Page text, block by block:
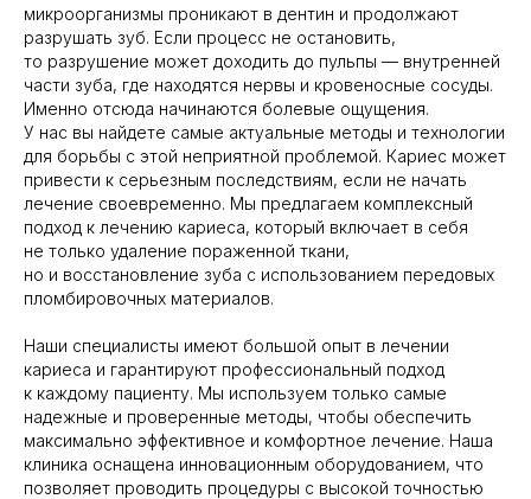
микроорганизмы проникают в дентин и продолжают
разрушать зуб. Если процесс не остановить,
то разрушение может доходить до пульпы — внутренней
части зуба, где находятся нервы и кровеносные сосуды.
Именно отсюда начинаются болевые ощущения.
У нас вы найдете самые актуальные методы и технологии
для борьбы с этой неприятной проблемой. Кариес может
привести к серьезным последствиям, если не начать
лечение своевременно. Мы предлагаем комплексный
подход к лечению кариеса, который включает в себя
не только удаление пораженной ткани,
но и восстановление зуба с использованием передовых
пломбировочных материалов.
Наши специалисты имеют большой опыт в лечении
кариеса и гарантируют профессиональный подход
к каждому пациенту. Мы используем только самые
надежные и проверенные методы, чтобы обеспечить
максимально эффективное и комфортное лечение. Наша
клиника оснащена инновационным оборудованием, что
позволяет проводить процедуры с высокой точностью